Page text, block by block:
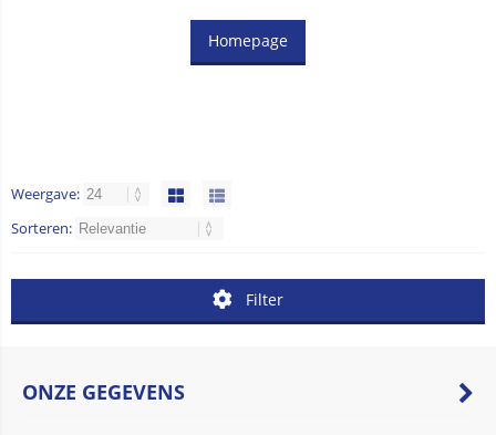
Homepage
Weergave:
Sorteren:
Filter
ONZE GEGEVENS